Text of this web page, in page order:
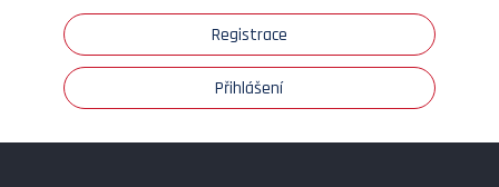
Registrace
Přihlášení